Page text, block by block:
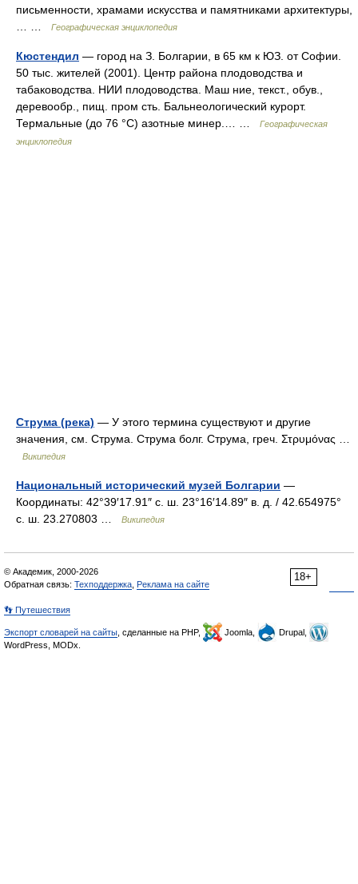
письменности, храмами искусства и памятниками архитектуры,
Географическая энциклопедия
Кюстендил — город на З. Болгарии, в 65 км к ЮЗ. от Софии.
50 тыс. жителей (2001). Центр района плодоводства и
табаководства. НИИ плодоводства. Маш ние, текст., обув.,
деревообр., пищ. пром сть. Бальнеологический курорт.
Термальные (до 76 °С) азотные минер.… …
Географическая
энциклопедия
Струма (река) — У этого термина существуют и другие
значения, см. Струма. Струма болг. Струма, греч. Στρυμόνας …
Википедия
Национальный исторический музей Болгарии —
Координаты: 42°39′17.91″ с. ш. 23°16′14.89″ в. д. / 42.654975°
с. ш. 23.270803 …
Википедия
18+
© Академик, 2000-2026
Обратная связь: Техподдержка Реклама на сайте
👣 Путешествия
Экспорт словарей на сайты , сделанные на PHP, Joomla,
Drupal,
WordPress, MODx.